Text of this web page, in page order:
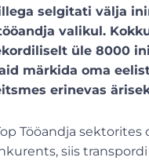
selgitati välja
valikul.
üle 8000
märkida oma
erinevas
Tööandja sektorites
siis